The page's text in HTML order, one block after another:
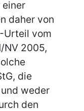
einer
daher von
Urteil vom
NV 2005,
die
weder
den